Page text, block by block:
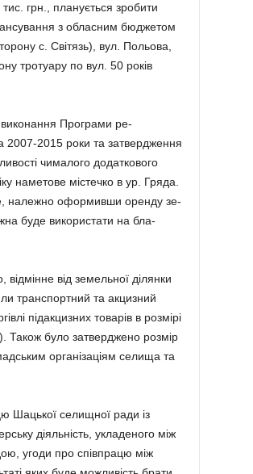
грн., пла­нується зробити
з обласним бюджетом
с. Світязь), вул. Польова,
тротуару по вул. 50 років
виконання Програми ре­
2007-2015 роки та зат­вердження
чи­ма­лого додаткового
наметове містечко в ур. Гряда.
на­лежно оформивши оренду зе­
буде використати на бла­
від земельної ділянки
транспортний та ак­цизний
підакцизних товарів в розмірі
Також було затверджено розмір
організаціям селища та
Шацької селищної ради із
діяльність, укладеного між
угоди про співп­ра­цю між